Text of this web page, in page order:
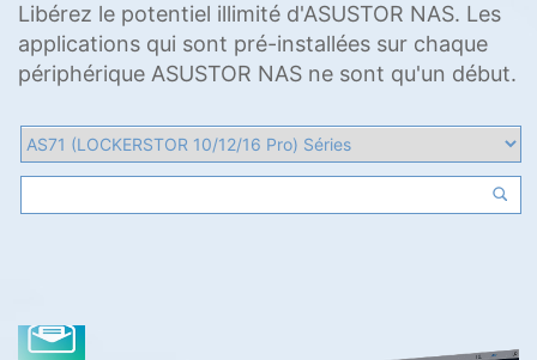
Libérez le potentiel illimité d'ASUSTOR NAS. Les
applications qui sont pré-installées sur chaque
périphérique ASUSTOR NAS ne sont qu'un début.